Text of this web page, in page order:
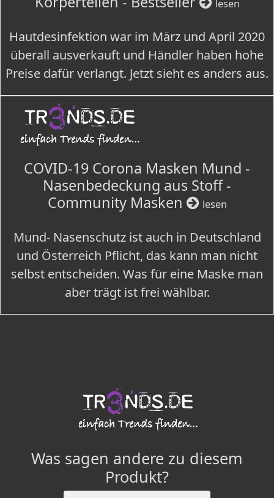
lesen
Hautdesinfektion war im März und April 2020
überall ausverkauft und Händler haben hohe
Preise dafür verlangt. Jetzt sieht es anders aus.
COVID-19 Corona Masken Mund -
Nasenbedeckung aus Stoff -
Community Masken
lesen
Mund- Nasenschutz ist auch in Deutschland
und Österreich Pflicht, das kann man nicht
selbst entscheiden. Was für eine Maske man
aber trägt ist frei wählbar.
Was sagen andere zu diesem
Produkt?